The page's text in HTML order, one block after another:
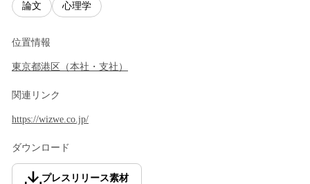
論文 心理学
位置情報
東京都港区 （本社・支社 ）
関連リンク
https://wizwe.co.jp/
ダウンロード
プレスリリース素材